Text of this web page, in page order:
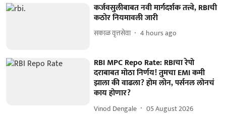
कर्जवसुलीबाबत नवी मार्गदर्शक तत्त्वे, RBIची
कठोर नियमावली जारी
सकाळ वृत्तसेवा 4 hours ago
RBI MPC Repo Rate: RBIचा रेपो
दराबाबत मोठा निर्णय! तुमचा EMI कमी
झाला की वाढला? होम लोन, पर्सनल लोनचं
काय होणार?
Vinod Dengale 05 August 2026